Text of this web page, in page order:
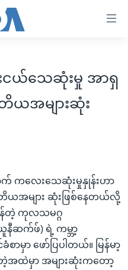
ား
ငယ်သေဆုံးမှု အာရှ
ယအများဆုံး
ာက် ကလေးသေဆုံးမှုနှုန်းဟာ
တိယအများ ဆုံးဖြစ်နေတယ်လို့
တဲ့ ကုလသမဂ္ဂ
နီဆက်ဖ်) ရဲ့ ကမ္ဘာ့
မှာ ဖော်ပြပါတယ်။ မြန်မာ့
ထဲမှာ အများဆုံးကတော့